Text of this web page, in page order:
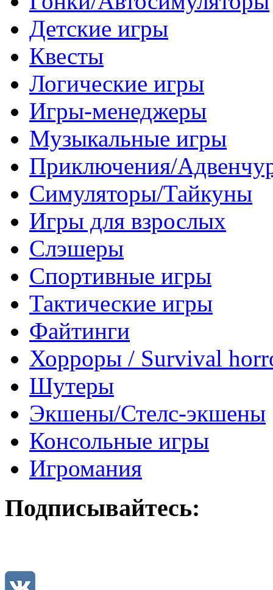
Детские игры
Квесты
Логические игры
Игры-менеджеры
Музыкальные игры
Приключения/
Симуляторы/Тайкуны
Игры для взрослых
Слэшеры
Спортивные игры
Тактические игры
Файтинги
Хорроры / Survival
Шутеры
Экшены/Стелс-экшены
Консольные игры
Игромания
Подписывайтесь: